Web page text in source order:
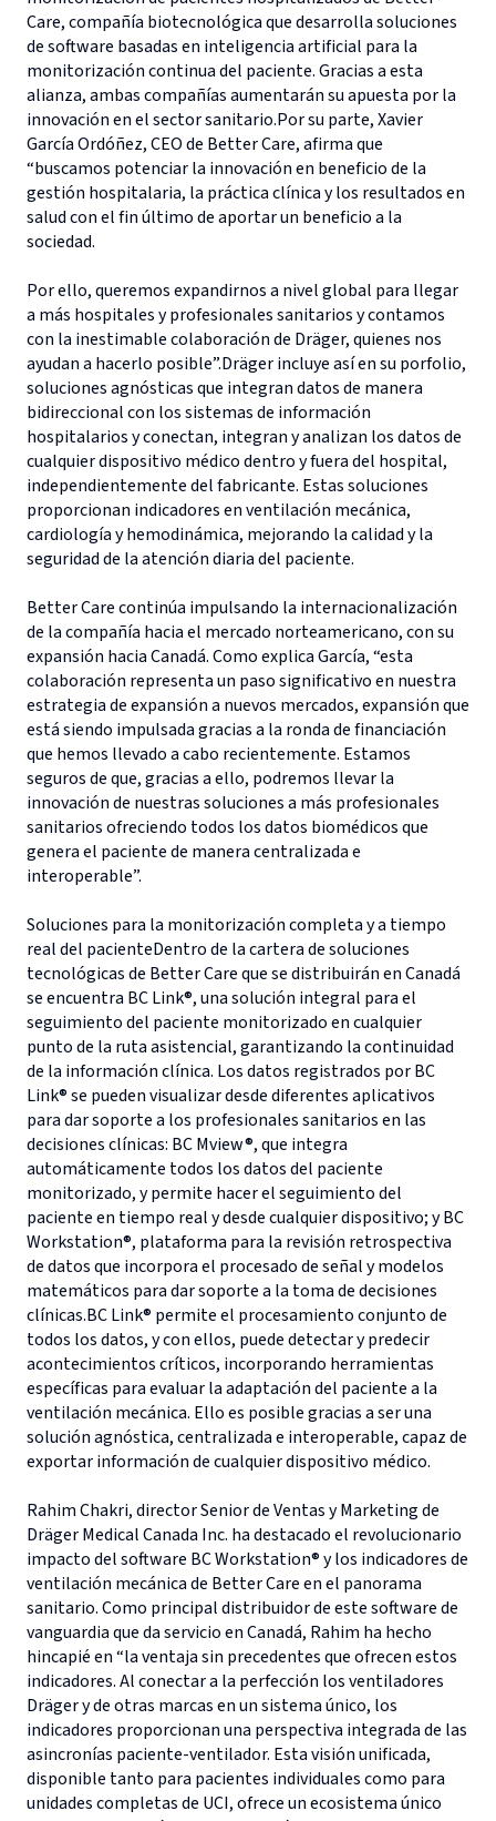
Care, compañía biotecnológica que desarrolla soluciones
de software basadas en inteligencia artificial para la
monitorización continua del paciente. Gracias a esta
alianza, ambas compañías aumentarán su apuesta por la
innovación en el sector sanitario.Por su parte, Xavier
García Ordóñez, CEO de Better Care, afirma que
“buscamos potenciar la innovación en beneficio de la
gestión hospitalaria, la práctica clínica y los resultados en
salud con el fin último de aportar un beneficio a la
sociedad.
Por ello, queremos expandirnos a nivel global para llegar
a más hospitales y profesionales sanitarios y contamos
con la inestimable colaboración de Dräger, quienes nos
ayudan a hacerlo posible”.Dräger incluye así en su porfolio,
soluciones agnósticas que integran datos de manera
bidireccional con los sistemas de información
hospitalarios y conectan, integran y analizan los datos de
cualquier dispositivo médico dentro y fuera del hospital,
independientemente del fabricante. Estas soluciones
proporcionan indicadores en ventilación mecánica,
cardiología y hemodinámica, mejorando la calidad y la
seguridad de la atención diaria del paciente.
Better Care continúa impulsando la internacionalización
de la compañía hacia el mercado norteamericano, con su
expansión hacia Canadá. Como explica García, “esta
colaboración representa un paso significativo en nuestra
estrategia de expansión a nuevos mercados, expansión que
está siendo impulsada gracias a la ronda de financiación
que hemos llevado a cabo recientemente. Estamos
seguros de que, gracias a ello, podremos llevar la
innovación de nuestras soluciones a más profesionales
sanitarios ofreciendo todos los datos biomédicos que
genera el paciente de manera centralizada e
interoperable”.
Soluciones para la monitorización completa y a tiempo
real del pacienteDentro de la cartera de soluciones
tecnológicas de Better Care que se distribuirán en Canadá
se encuentra BC Link®, una solución integral para el
seguimiento del paciente monitorizado en cualquier
punto de la ruta asistencial, garantizando la continuidad
de la información clínica. Los datos registrados por BC
Link® se pueden visualizar desde diferentes aplicativos
para dar soporte a los profesionales sanitarios en las
decisiones clínicas: BC Mview®, que integra
automáticamente todos los datos del paciente
monitorizado, y permite hacer el seguimiento del
paciente en tiempo real y desde cualquier dispositivo; y BC
Workstation®, plataforma para la revisión retrospectiva
de datos que incorpora el procesado de señal y modelos
matemáticos para dar soporte a la toma de decisiones
clínicas.BC Link® permite el procesamiento conjunto de
todos los datos, y con ellos, puede detectar y predecir
acontecimientos críticos, incorporando herramientas
específicas para evaluar la adaptación del paciente a la
ventilación mecánica. Ello es posible gracias a ser una
solución agnóstica, centralizada e interoperable, capaz de
exportar información de cualquier dispositivo médico.
Rahim Chakri, director Senior de Ventas y Marketing de
Dräger Medical Canada Inc. ha destacado el revolucionario
impacto del software BC Workstation® y los indicadores de
ventilación mecánica de Better Care en el panorama
sanitario. Como principal distribuidor de este software de
vanguardia que da servicio en Canadá, Rahim ha hecho
hincapié en “la ventaja sin precedentes que ofrecen estos
indicadores. Al conectar a la perfección los ventiladores
Dräger y de otras marcas en un sistema único, los
indicadores proporcionan una perspectiva integrada de las
asincronías paciente-ventilador. Esta visión unificada,
disponible tanto para pacientes individuales como para
unidades completas de UCI, ofrece un ecosistema único